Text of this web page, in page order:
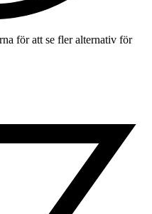
för att se fler alternativ för